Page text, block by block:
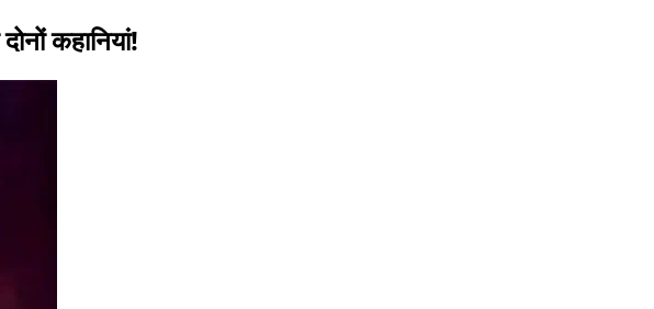
कहानियां!